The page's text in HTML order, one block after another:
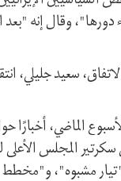
وقال إنه
الاتفاق، سعيد
الماضي، أخبارًا
مشبوه"،